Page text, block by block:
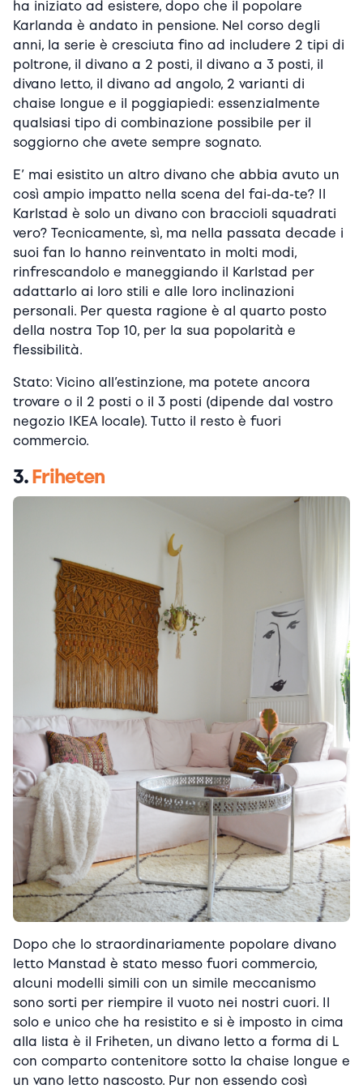
ha iniziato ad esistere, dopo che il popolare
Karlanda è andato in pensione. Nel corso degli
anni, la serie è cresciuta fino ad includere 2 tipi di
poltrone, il divano a 2 posti, il divano a 3 posti, il
divano letto, il divano ad angolo, 2 varianti di
chaise longue e il poggiapiedi: essenzialmente
qualsiasi tipo di combinazione possibile per il
soggiorno che avete sempre sognato.
E’ mai esistito un altro divano che abbia avuto un
così ampio impatto nella scena del fai-da-te? Il
Karlstad è solo un divano con braccioli squadrati
vero? Tecnicamente, sì, ma nella passata decade i
suoi fan lo hanno reinventato in molti modi,
rinfrescandolo e maneggiando il Karlstad per
adattarlo ai loro stili e alle loro inclinazioni
personali. Per questa ragione è al quarto posto
della nostra Top 10, per la sua popolarità e
flessibilità.
Stato: Vicino all’estinzione, ma potete ancora
trovare o il 2 posti o il 3 posti (dipende dal vostro
negozio IKEA locale). Tutto il resto è fuori
commercio.
3.Friheten
Dopo che lo straordinariamente popolare divano
letto Manstad è stato messo fuori commercio,
alcuni modelli simili con un simile meccanismo
sono sorti per riempire il vuoto nei nostri cuori. Il
solo e unico che ha resistito e si è imposto in cima
alla lista è il Friheten, un divano letto a forma di L
con comparto contenitore sotto la chaise longue e
un vano letto nascosto. Pur non essendo così